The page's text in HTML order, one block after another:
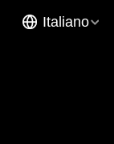
Italiano